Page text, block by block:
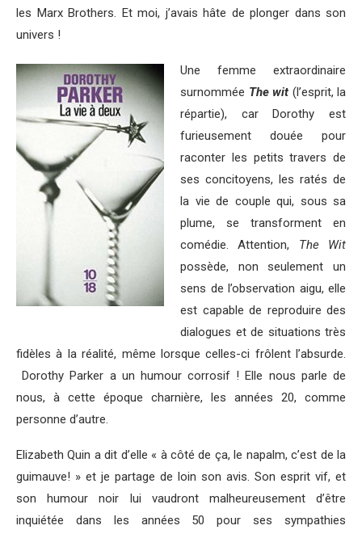
les Marx Brothers. Et moi, j’avais hâte de plonger dans son
univers !
Une femme extraordinaire
surnommée The wit (l’esprit, la
répartie), car Dorothy est
furieusement douée pour
raconter les petits travers de
ses concitoyens, les ratés de
la vie de couple qui, sous sa
plume, se transforment en
comédie. Attention, The Wit
possède, non seulement un
sens de l’observation aigu, elle
est capable de reproduire des
dialogues et de situations très
fidèles à la réalité, même lorsque celles-ci frôlent l’absurde.
Dorothy Parker a un humour corrosif ! Elle nous parle de
nous, à cette époque charnière, les années 20, comme
personne d’autre.
Elizabeth Quin a dit d’elle « à côté de ça, le napalm, c’est de la
guimauve! » et je partage de loin son avis. Son esprit vif, et
son humour noir lui vaudront malheureusement d’être
inquiétée dans les années 50 pour ses sympathies